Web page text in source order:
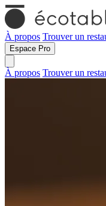
À propos Trouver un
Espace Pro
À propos Trouver un